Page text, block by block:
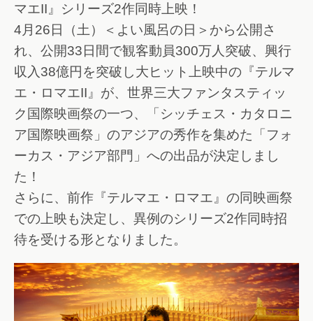
マエII』シリーズ2作同時上映！
4月26日（土）＜よい風呂の日＞から公開さ
れ、公開33日間で観客動員300万人突破、興行
収入38億円を突破し大ヒット上映中の『テルマ
エ・ロマエII』が、世界三大ファンタスティッ
ク国際映画祭の一つ、「シッチェス・カタロニ
ア国際映画祭」のアジアの秀作を集めた「フォ
ーカス・アジア部門」への出品が決定しまし
た！
さらに、前作『テルマエ・ロマエ』の同映画祭
での上映も決定し、異例のシリーズ2作同時招
待を受ける形となりました。